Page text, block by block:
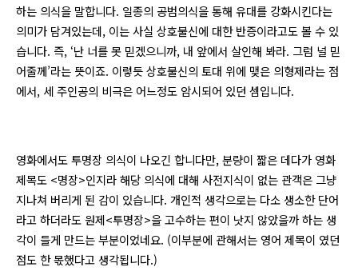
하는 의식을 말합니다. 일종의 공범의식을 통해 유대를 강화시킨다는
의미가 담겨있는데, 이는 사실 상호불신에 대한 반증이라고도 볼 수 있
습니다. 즉, ‘난 너를 못 믿겠으니까, 내 앞에서 살인해 봐라. 그럼 널 믿
어줄께’라는 뜻이죠. 이렇듯 상호불신의 토대 위에 맺은 의형제라는 점
에서, 세 주인공의 비극은 어느정도 암시되어 있던 셈입니다.
영화에서도 투명장 의식이 나오긴 합니다만, 분량이 짧은 데다가 영화
제목도 <명장>인지라 해당 의식에 대해 사전지식이 없는 관객은 그냥
지나쳐 버리게 된 감이 있습니다. 개인적 생각으로는 다소 생소한 단어
라고 하더라도 원제<투명장>을 고수하는 편이 낫지 않았을까 하는 생
각이 들게 만드는 부분이었네요. (이부분에 관해서는 영어 제목이 였던
점도 한 몫했다고 생각됩니다.)